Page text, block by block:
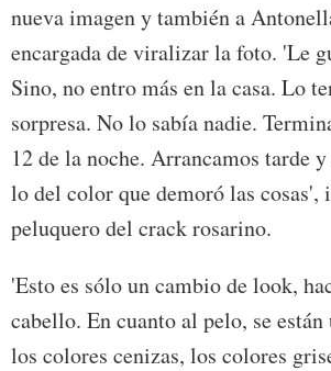
nueva imagen y también a
encargada de viralizar la foto. 'Le
Sino, no entro más en la casa. Lo
sorpresa. No lo sabía nadie.
12 de la noche. Arrancamos tarde
lo del color que demoró las cosas',
peluquero del crack rosarino.
'Esto es sólo un cambio de look,
cabello. En cuanto al pelo, se están
los colores cenizas, los colores